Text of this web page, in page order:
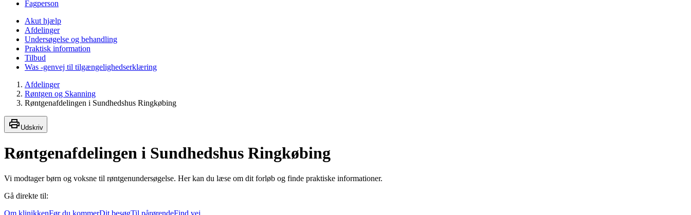
Fagperson
Akut hjælp
Afdelinger
Undersøgelse og behandling
Praktisk information
Tilbud
Was -genvej til tilgængelighedserklæring
Afdelinger
Røntgen og Skanning
Røntgenafdelingen i Sundhedshus Ringkøbing
Udskriv
Røntgenafdelingen i Sundhedshus Ringkøbing
Vi modtager børn og voksne til røntgenundersøgelse. Her kan du læse om dit forløb og finde praktiske informationer.
Gå direkte til:
Om klinikkenFør du kommerDit besøgTil pårørendeFind vej